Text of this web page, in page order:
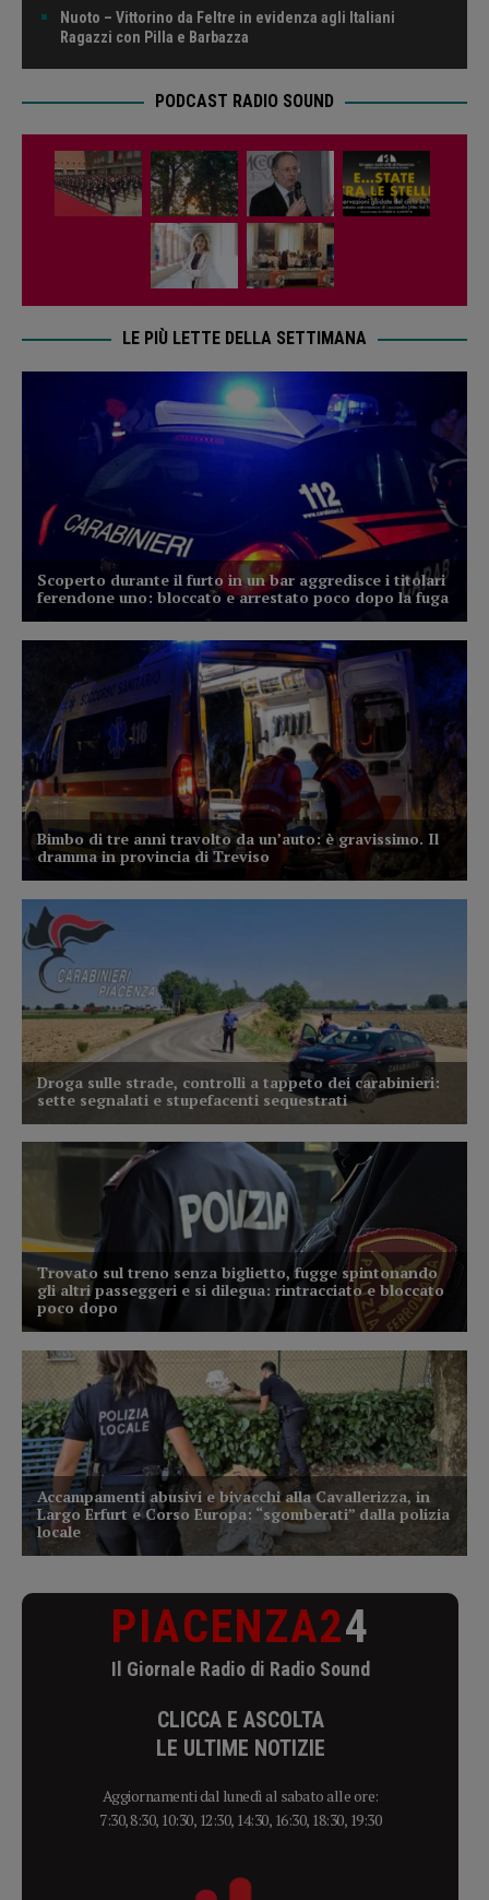
Nuoto – Vittorino da Feltre in evidenza agli Italiani
Ragazzi con Pilla e Barbazza
PODCAST RADIO SOUND
LE PIÙ LETTE DELLA SETTIMANA
PIACENZA24
Il Giornale Radio di Radio Sound
CLICCA E ASCOLTA
LE ULTIME NOTIZIE
Aggiornamenti dal lunedì al sabato alle ore:
7:30, 8:30, 10:30, 12:30, 14:30, 16:30, 18:30, 19:30